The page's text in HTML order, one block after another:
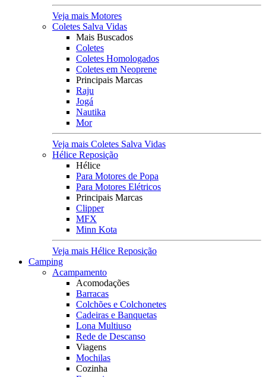
Veja mais Motores
Coletes Salva Vidas
Mais Buscados
Coletes
Coletes Homologados
Coletes em Neoprene
Principais Marcas
Raju
Jogá
Nautika
Mor
Veja mais Coletes Salva Vidas
Hélice Reposição
Hélice
Para Motores de Popa
Para Motores Elétricos
Principais Marcas
Clipper
MFX
Minn Kota
Veja mais Hélice Reposição
Camping
Acampamento
Acomodações
Barracas
Colchões e Colchonetes
Cadeiras e Banquetas
Lona Multiuso
Rede de Descanso
Viagens
Mochilas
Cozinha